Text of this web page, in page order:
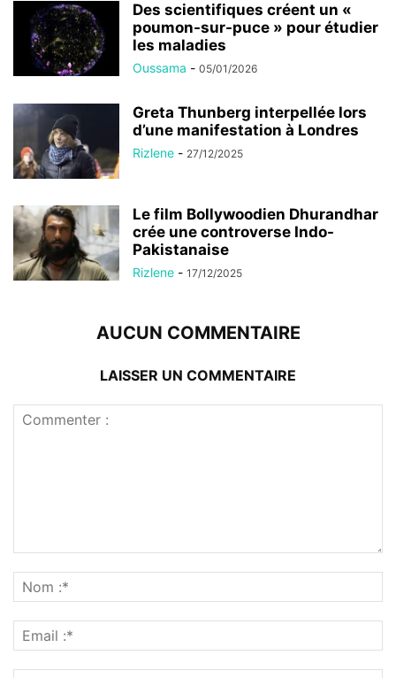
Des scientifiques créent un «
poumon-sur-puce » pour étudier
les maladies
Oussama - 05/01/2026
Greta Thunberg interpellée lors
d’une manifestation à Londres
Rizlene - 27/12/2025
Le film Bollywoodien Dhurandhar
crée une controverse Indo-
Pakistanaise
Rizlene - 17/12/2025
AUCUN COMMENTAIRE
LAISSER UN COMMENTAIRE